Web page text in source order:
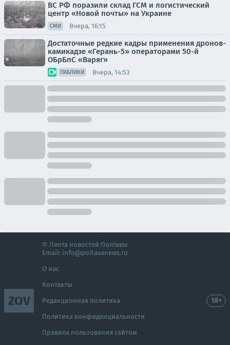
ВС РФ поразили склад ГСМ и логистический
центр «Новой почты» на Украине
СМИ Вчера, 16:15
Достаточные редкие кадры применения дронов-
камикадзе «Герань-5» операторами 50-й
ОБрБпС «Варяг»
ПАБЛИКИ Вчера, 14:53
ZOV
© Лента новостей Полтавы
Email: info@poltavanews.ru
О нас
Контакты
Редакционная политика
Политика конфиденциальности
Правила пользования сайтом
18+